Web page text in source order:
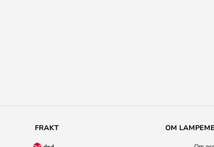
FRAKT OM